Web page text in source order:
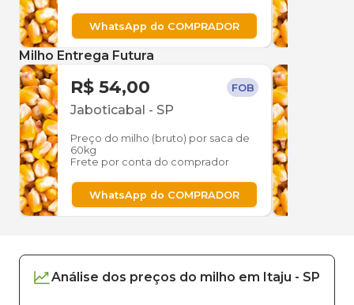
WhatsApp do COMPRADOR
Milho Entrega Futura
R$ 54,00 FOB
Jaboticabal - SP
Preço do milho (bruto) por saca de
60kg
Frete por conta do comprador
WhatsApp do COMPRADOR
Análise dos preços do milho em Itaju - SP